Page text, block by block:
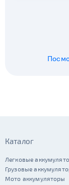
Каталог
Легковые
Грузовые
Мото аккумуляторы